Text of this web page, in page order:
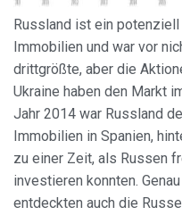
Russland ist ein
Immobilien und war vor
drittgrößte, aber die
Ukraine haben den Markt
Jahr 2014 war Russland
Immobilien in Spanien,
zu einer Zeit, als Russen
investieren konnten.
entdeckten auch die